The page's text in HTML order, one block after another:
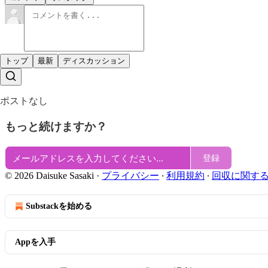
トップ 最新 ディスカッション
ポストなし
もっと続けますか？
登録
© 2026 Daisuke Sasaki · プライバシー ∙ 利用規約 ∙ 回収に関す
Substackを始める
Appを入手